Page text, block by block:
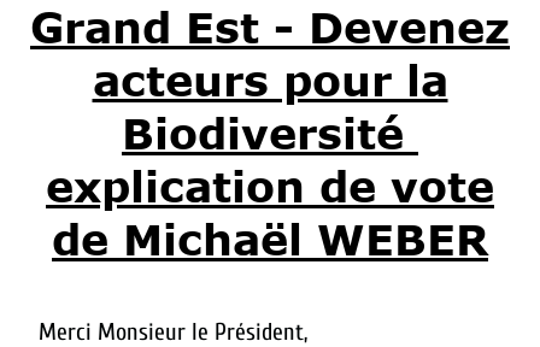
Grand Est - Devenez
acteurs pour la
Biodiversité
explication de vote
de Michaël WEBER
Merci Monsieur le Président,